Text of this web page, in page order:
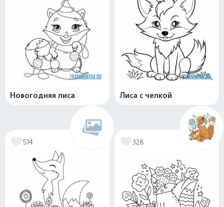
Новогодняя лиса Лиса с челкой
514 328